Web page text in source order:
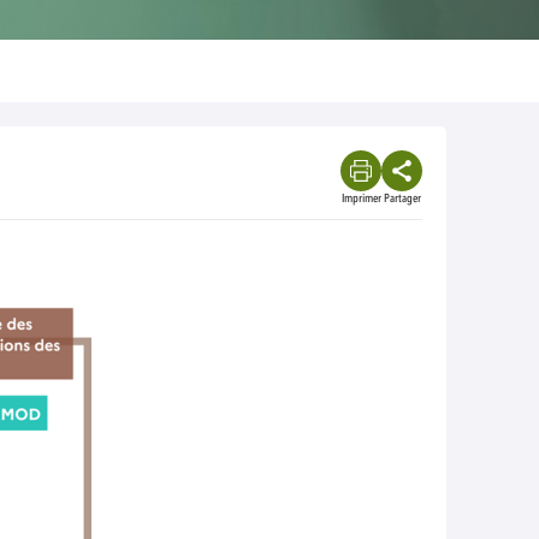
Imprimer Partager